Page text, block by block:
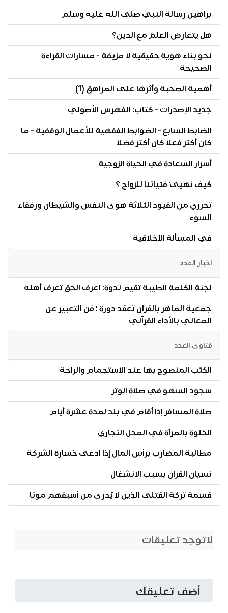
براهين رسالة النبي صلى الله عليه وسلم
هل يتعارض العلمُ مع الدين؟
نحو بناء هوية حقيقية لا مزيفة - مسارات القراءة
الصحيحة
أهمية الصحبة وأثرها على المراهق (1)
جديد الإصدرات - كتاب: الفهرس الأصولي
الضابط السابع - الضوابط الفقهية للأعمال الوقفية - ما
كان أكثر فعلا كان أكثر فضلا
أسرار السعادة في الحياة الزوجية
كيف نهيئ فتياتنا للزواج ؟
تحرري من القيود الثلاثة هوى النفس والشيطان ورفقاء
السوء
في المسألة الأخلاقية
اخبار العدد
لجنة الكلمة الطيبة تقيم ندوة: اعرف الحق تعرف أهله
جمعية الماهر بالقرآن تعقد دورة : فن التعبير عن
المعاني بالأداء القرآني
فتاوى العدد
الكتب المنصوح بها عند الاستجمام والراحة
سجود السهو في صلاة الوتر
صلاة المسافر إذا أقام في بلد لمدة عشرة أيام
الخلوة بالمرأة في المحل التجاري
مطالبة المضارب برأس المال إذا ادعى خسارة الشركة
نسيان القرآن بسبب الانشغال
قسمة تركة القتلى الذين لا يُدرى من أسبقهم موتا
لاتوجد تعليقات
أضف تعليقك